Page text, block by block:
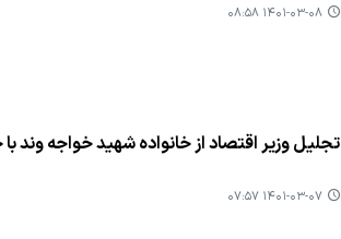
۱۴۰۱-۰۳-۰۸ ۰۸:۵۸
تجلیل وزیر اقتصاد از خانواده شهید خواجه وند
۱۴۰۱-۰۳-۰۷ ۰۷:۵۷